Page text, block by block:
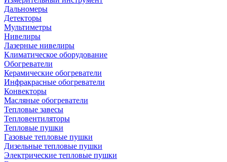
Дальномеры
Детекторы
Мультиметры
Нивелиры
Лазерные нивелиры
Климатическое оборудование
Обогреватели
Керамические обогреватели
Инфракрасные обогреватели
Конвекторы
Масляные обогреватели
Тепловые завесы
Тепловентиляторы
Тепловые пушки
Газовые тепловые пушки
Дизельные тепловые пушки
Электрические тепловые пушки